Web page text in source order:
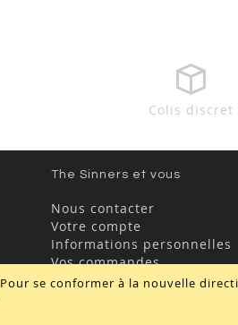
Pour se conformer à la nouvelle
Colis discret
The Sinners et vous
Nous contacter
Votre compte
Informations personnelles
Vos commandes
FAQ